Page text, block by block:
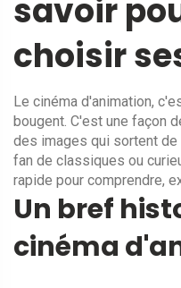
savoir
choisir
Le cinéma d'animation,
bougent. C'est une façon
des images qui sortent
fan de classiques ou
rapide pour comprendre,
Un bref
cinéma